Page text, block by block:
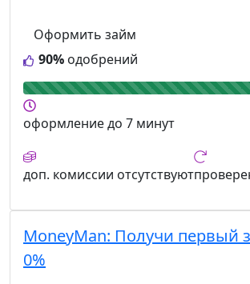
90% одобрений
Оформить займ
оформлениедо 7 минут
доп. комиссии отсутствуют
MoneyMan: Получи первый
0%